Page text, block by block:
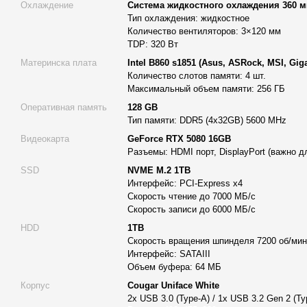
. Благодаря графической карте GeForce RTX
обеспечивает высокую эффективность во всех задачах
3D моделирование и рендеринг
работы в программах, которые требуют от оборудования
производительности. Графическая карта GeForce RTX
реальном времени с самыми сложными 3D проектами,
программах, как
Autodesk Maya
: Рабочая станция Alfa Server
проектирования и инженерных работ. Она способна
большими проектами в программахAutoCAD, SolidWorks
Благодаря 128 ГБ оперативной памяти DDR5 с частотой
модели открываются мгновенно, а система не теряет
большими объемами данных.
Обработка изображений и графический дизайн
работы станет незаменимым инструментом. Работа с
CorelDRAWилиAffinity Designer
благодаря высокой производительности процессора и
позволяет мгновенно сохранять и открывать проекты.
Охлаждение
Система жидкостного охлаждения 360
Тип охлаждения: жидкостное
Количество вентиляторов: 3×120 мм
TDP: 320 Вт
Материнска плата
Intel B860 s1851 (Asus, ASRock, MSI,
Количество слотов памяти: 4 шт.
Максимальный объем памяти: 256 ГБ
Оперативная память
128 GB
Тип памяти: DDR5 (4x32GB) 5600 MHz
Видеокарта
GeForce RTX 5080 16GB
Разъемы: HDMI порт, DisplayPort (важно
SSD
NVME M.2 1TB
Интерфейс: PCI-Express x4
Скорость чтение до 7000 МБ/с
Скорость записи до 6000 МБ/с
HDD
1TB
Скорость вращения шпинделя 7200 об/мин
Интерфейс: SATAIII
Объем буфера: 64 МБ
Корпус
Cougar Uniface White
2x USB 3.0 (Type-A) / 1x USB 3.2 Gen 2